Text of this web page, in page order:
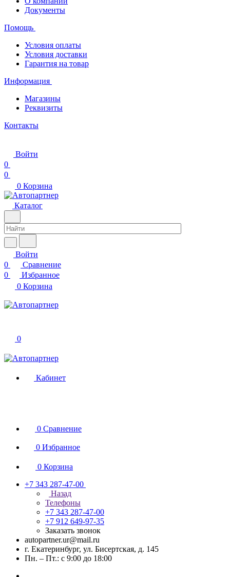
Документы
Помощь
Условия оплаты
Условия доставки
Гарантия на товар
Информация
Магазины
Реквизиты
Контакты
Войти
0
0
0 Корзина
Каталог
Войти
0
Сравнение
0
Избранное
0 Корзина
0
Кабинет
0 Сравнение
0 Избранное
0 Корзина
+7 343 287-47-00
Назад
Телефоны
+7 343 287-47-00
+7 912 649-97-35
Заказать звонок
autopartner.ur@mail.ru
г. Екатеринбург, ул. Бисертская, д. 145
Пн. – Пт.: с 9:00 до 18:00